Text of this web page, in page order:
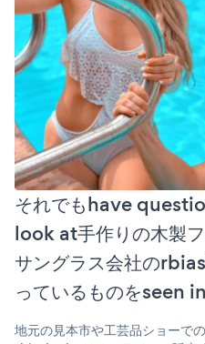
それでもhave
look at手作りの木製
サングラス会社の
っているものをseen
地元の見本市や工芸品ショーで